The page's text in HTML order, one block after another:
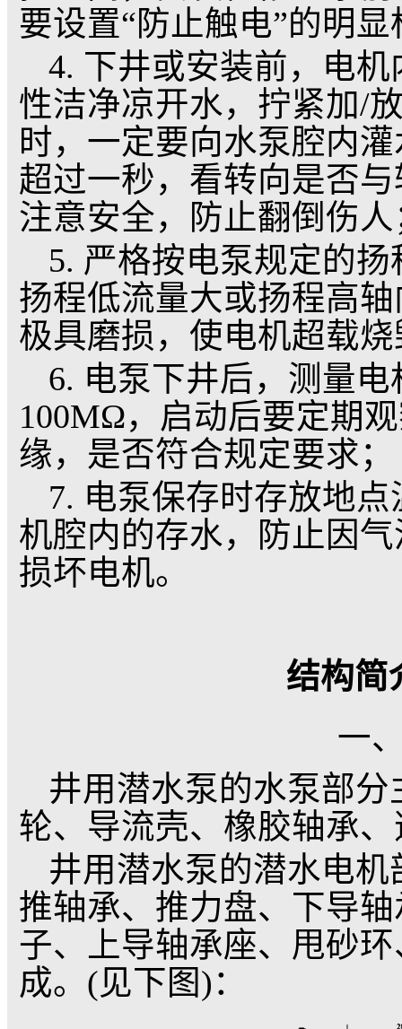
2. 井用潜水泵的电
等级的潜水电机需要
缆，必须配有启动设
常用的电机综合保护
护、欠压保护、接地
况，保护装置应该及
3. 安装使用时水泵
拉电闸，安装检修电
要设置“防止触电”的
4. 下井或安装前，
性洁净凉开水，拧紧
时，一定要向水泵腔
超过一秒，看转向是
注意安全，防止翻倒
5. 严格按电泵规定
扬程低流量大或扬程
极具磨损，使电机超
6. 电泵下井后，测
100MΩ，启动后要定
缘，是否符合规定要
7. 电泵保存时存放
机腔内的存水，防止
损坏电机。